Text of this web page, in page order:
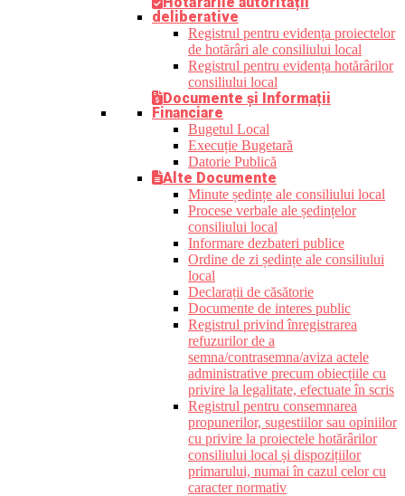
deliberative
Registrul pentru evidența proiectelor
de hotărâri ale consiliului local
Registrul pentru evidența hotărârilor
consiliului local
Documente și Informații
Financiare
Bugetul Local
Execuție Bugetară
Datorie Publică
Alte Documente
Minute ședințe ale consiliului local
Procese verbale ale ședințelor
consiliului local
Informare dezbateri publice
Ordine de zi ședințe ale consiliului
local
Declarații de căsătorie
Documente de interes public
Registrul privind înregistrarea
refuzurilor de a
semna/contrasemna/aviza actele
administrative precum obiecțiile cu
privire la legalitate, efectuate în scris
Registrul pentru consemnarea
propunerilor, sugestiilor sau opiniilor
cu privire la proiectele hotărârilor
consiliului local și dispozițiilor
primarului, numai în cazul celor cu
caracter normativ